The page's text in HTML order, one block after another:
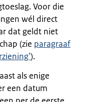
Voor die
wél direct
dat geldt niet
(zie paragraaf
).
als enige
een datum